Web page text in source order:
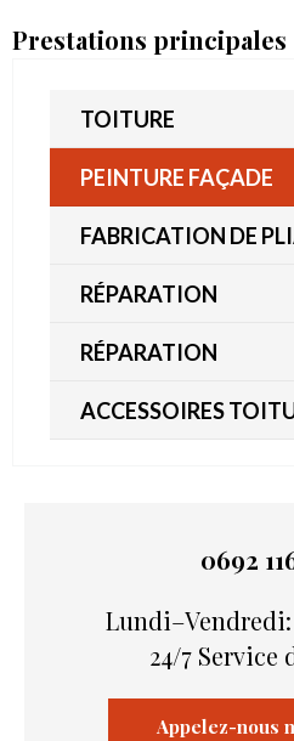
Prestations principales
TOITURE
PEINTURE FAÇADE
FABRICATION DE
MESURE
RÉPARATION
RÉPARATION
ACCESSOIRES
0692
Lundi–Vendredi:
24/7 Service
Appelez-nous